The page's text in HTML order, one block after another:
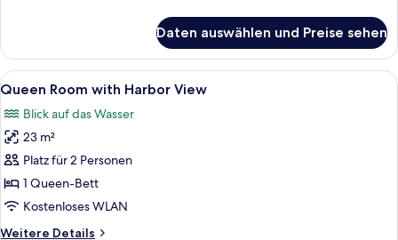
2 Queen-
Betten
Daten auswählen und Preise sehen
Alle
Fotos
für
Queen
Room
with
Harbor
Ein Hotelzimmer mit einem großen
5
Queen Room with Harbor View
Blick auf das Wasser
23 m²
Platz für 2 Personen
1 Queen-Bett
Kostenloses WLAN
Weitere Details
Weitere